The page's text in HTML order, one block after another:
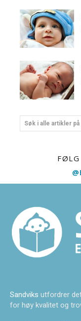
Søk i alle artikler
FØLG
Sandviks utfordrer
for høy kvalitet og